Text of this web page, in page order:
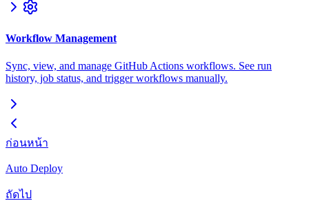
Workflow Management
Sync, view, and manage GitHub Actions workflows. See run
history, job status, and trigger workflows manually.
ก่อนหน้า
Auto Deploy
ถัดไป